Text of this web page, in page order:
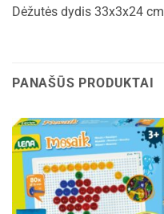
Dėžutės dydis 33x3x24 cm
PANAŠŪS PRODUKTAI